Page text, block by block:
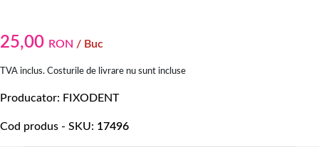
25,00 RON / Buc
TVA inclus. Costurile de livrare nu sunt incluse
Producator FIXODENT
Cod produs - SKU 17496